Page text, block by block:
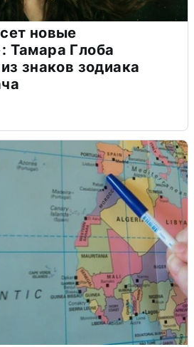
новые
Тамара Глоба
знаков зодиака